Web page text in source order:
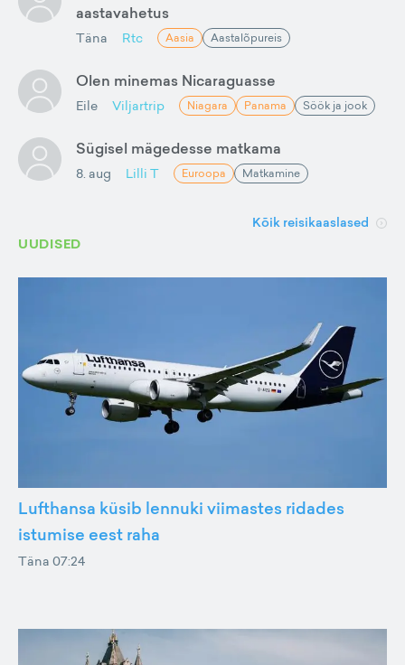
aastavahetus
Täna Rtc Aasia Aastalõpureis
Olen minemas Nicaraguasse
Eile Viljartrip Niagara Panama Söök ja jook
Sügisel mägedesse matkama
8. aug Lilli T Euroopa Matkamine
Kõik reisikaaslased
UUDISED
Lufthansa küsib lennuki viimastes ridades
istumise eest raha
Täna 07:24